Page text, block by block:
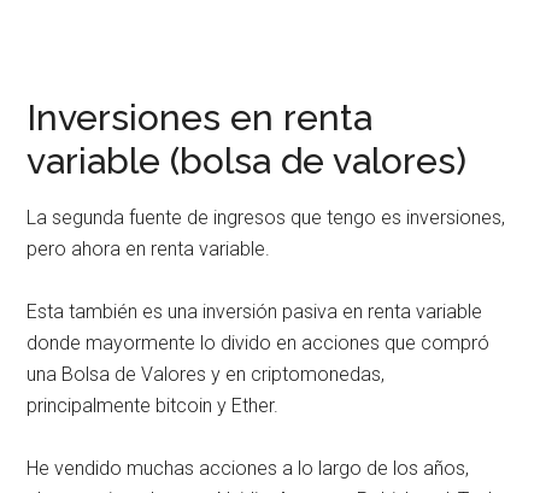
Inversiones en renta
variable (bolsa de valores)
La segunda fuente de ingresos que tengo es inversiones,
pero ahora en renta variable.
Esta también es una inversión pasiva en renta variable
donde mayormente lo divido en acciones que compró
una Bolsa de Valores y en criptomonedas,
principalmente bitcoin y Ether.
He vendido muchas acciones a lo largo de los años,